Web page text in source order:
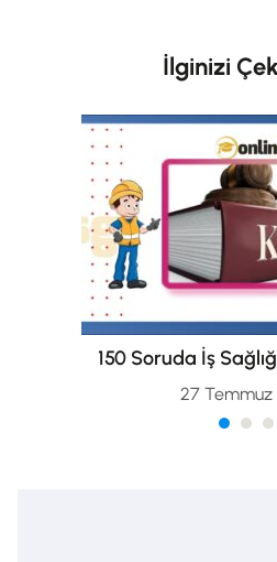
İlginizi
150 Soruda İş
27 Temmuz